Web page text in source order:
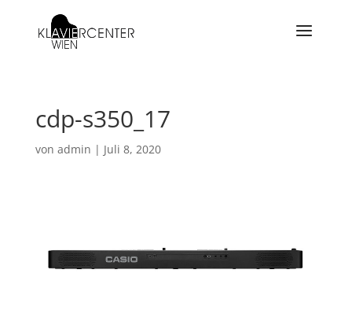
cdp-s350_17
von admin | Juli 8, 2020